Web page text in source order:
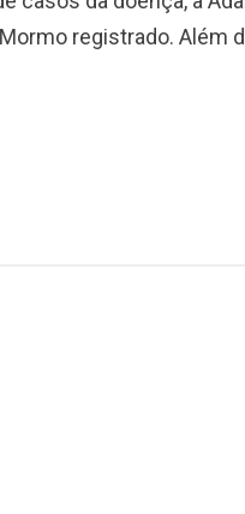
registrado. Além